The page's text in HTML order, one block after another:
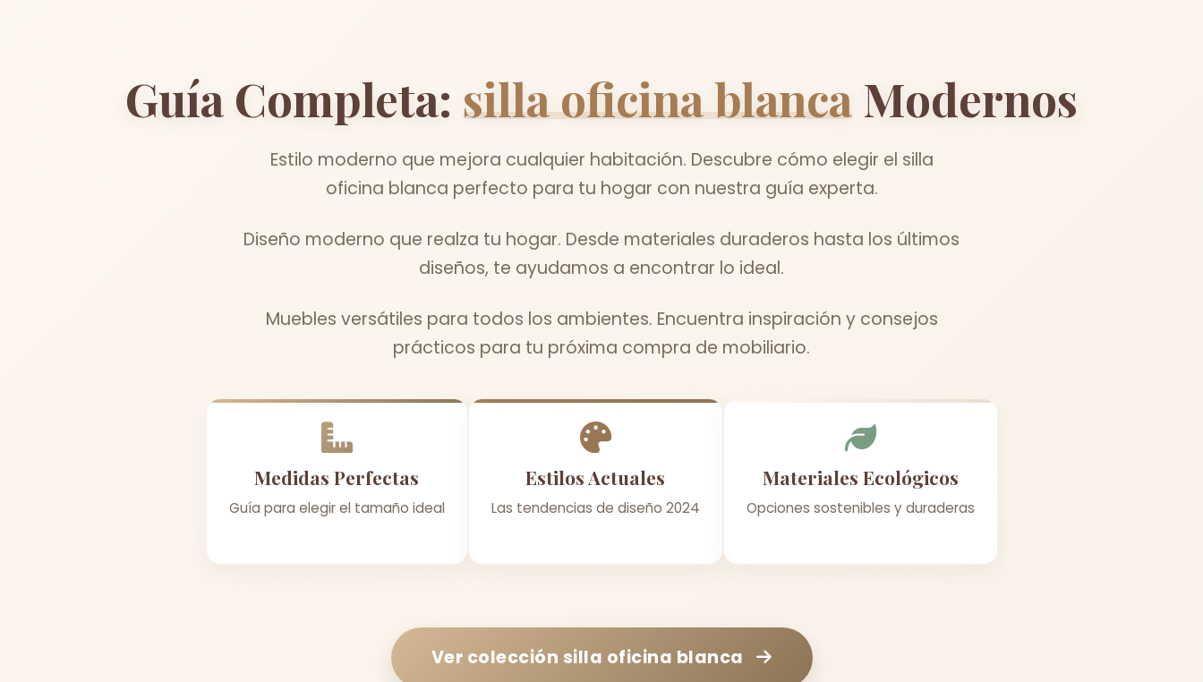
Guía Completa: silla oficina blanca Modernos
Estilo moderno que mejora cualquier habitación. Descubre cómo elegir el silla
oficina blanca perfecto para tu hogar con nuestra guía experta.
Diseño moderno que realza tu hogar. Desde materiales duraderos hasta los últimos
diseños, te ayudamos a encontrar lo ideal.
Muebles versátiles para todos los ambientes. Encuentra inspiración y consejos
prácticos para tu próxima compra de mobiliario.
Medidas Perfectas
Guía para elegir el tamaño ideal
Estilos Actuales
Las tendencias de diseño 2024
Materiales Ecológicos
Opciones sostenibles y duraderas
Ver colección silla oficina blanca